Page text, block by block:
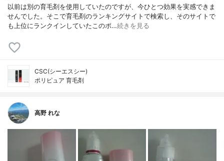
以前は別の育毛剤を使用していたのですが、今ひとつ効果を実感できま
せんでした。そこで育毛剤のランキングサイトで検索し、そのサイトで
も上位にランクインしていたこのポ…続きを見る
CSC(シーエスシー)
ポリピュア 育毛剤
高野 れな